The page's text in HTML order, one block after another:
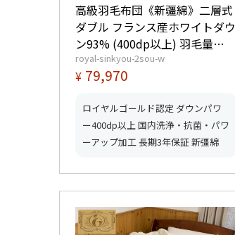
高級羽毛布団《新疆綿》二層式
ダブル フランス産ホワイトダウ
ン93% (400dp以上) 羽毛量
1.8kg 【5つ星ロイヤルゴールド
取得】【グッドふとんマーク取
royal-sinkyou-2sou-w
¥ 79,970
ロイヤルゴールド認定 ダウンパワ
ー400dp以上 国内洗浄・抗菌・パワ
ーアップ加工 長期3年保証 新彊綿